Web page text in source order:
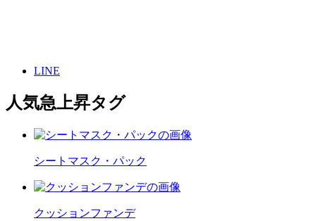
LINE
人気急上昇タグ
シートマスク・パック
クッションファンデ